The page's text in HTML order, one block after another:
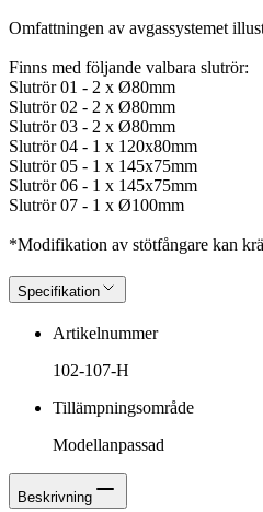
Omfattningen av avgassystemet
Finns med följande valbara slutrör:
Slutrör 01 - 2 x Ø80mm
Slutrör 02 - 2 x Ø80mm
Slutrör 03 - 2 x Ø80mm
Slutrör 04 - 1 x 120x80mm
Slutrör 05 - 1 x 145x75mm
Slutrör 06 - 1 x 145x75mm
Slutrör 07 - 1 x Ø100mm
*Modifikation av stötfångare kan
Specifikation
Artikelnummer
102-107-H
Tillämpningsområde
Modellanpassad
Beskrivning